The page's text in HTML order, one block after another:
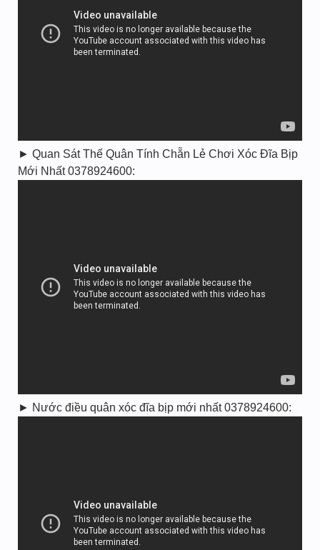
► Quan Sát Thế Quân Tính Chẵn Lẻ Chơi Xóc Đĩa Bịp
Mới Nhất 0378924600:
► Nước điều quân xóc đĩa bịp mới nhất 0378924600: